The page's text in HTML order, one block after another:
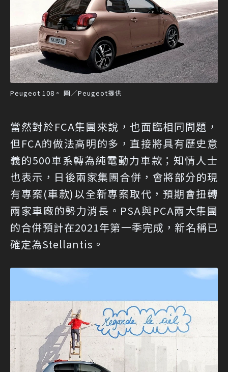
Peugeot 108。 圖／Peugeot提供
當然對於FCA集團來說，也面臨相同問題，
但FCA的做法高明的多，直接將具有歷史意
義的500車系轉為純電動力車款；知情人士
也表示，日後兩家集團合併，會將部分的現
有專案(車款)以全新專案取代，預期會扭轉
兩家車廠的勢力消長。PSA與PCA兩大集團
的合併預計在2021年第一季完成，新名稱已
確定為Stellantis。